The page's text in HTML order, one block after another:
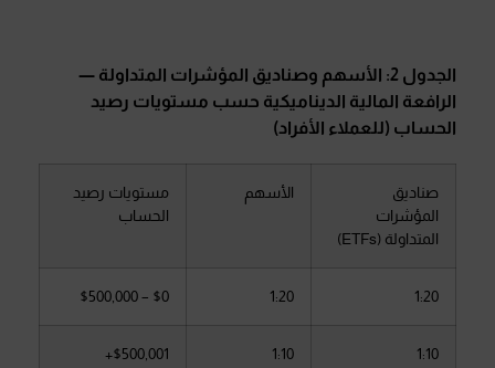
الجدول 2: الأسهم وصناديق المؤشرات المتداولة —
الرافعة المالية الديناميكية حسب مستويات رصيد
الحساب (للعملاء الأفراد)
صناديق
المؤشرات
المتداولة (ETFs)
الأسهم
مستويات رصيد
الحساب
1:20
1:20
$0 – $500,000
1:10
1:10
$500,001+